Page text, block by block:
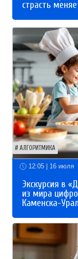
страсть
АЛГОРИТМИКА
12:05 | 16 июля
Экскурсия в
из мира
Каменска-